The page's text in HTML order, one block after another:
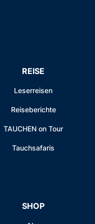
REISE
Leserreisen
Reiseberichte
TAUCHEN on Tour
Tauchsafaris
SHOP